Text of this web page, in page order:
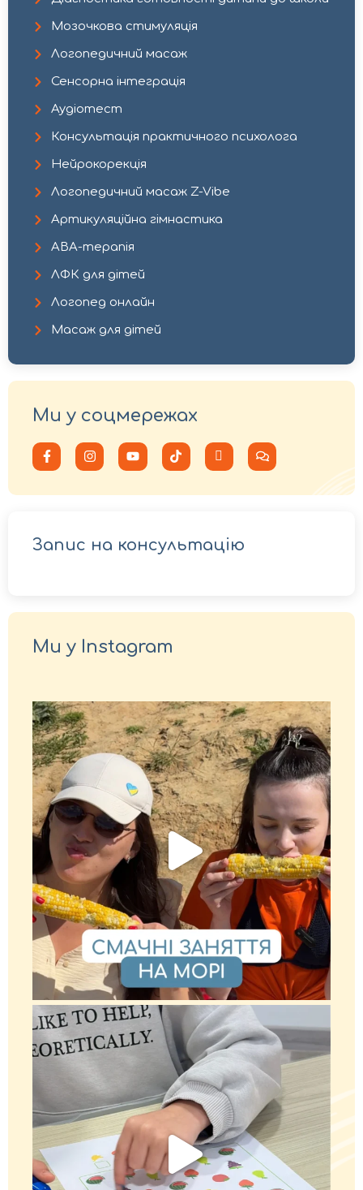
Мозочкова стимуляція
Логопедичний масаж
Сенсорна інтеграція
Аудіотест
Консультація практичного психолога​
Нейрокорекція​
Логопедичний масаж Z-Vibe​
Артикуляційна гімнастика
АВА-терапія
ЛФК для дітей
Логопед онлайн
Масаж для дітей
Ми у соцмережах
Запис на консультацію
Ми у Instagram